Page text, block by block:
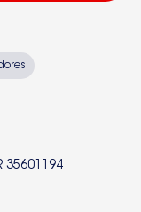
35601194